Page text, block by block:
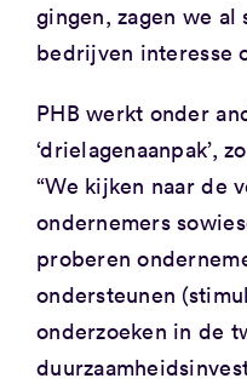
gingen, zagen we
bedrijven interesse
PHB werkt onder
‘drielagenaanpak’,
“We kijken naar de
ondernemers
proberen
ondersteunen
onderzoeken in de